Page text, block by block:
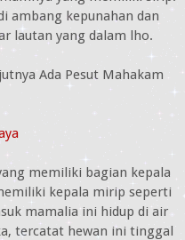
ambang kepunahan dan
lautan yang dalam lho.
Ada Pesut Mahakam
memiliki bagian kepala
kepala mirip seperti
mamalia ini hidup di air
tercatat hewan ini tinggal